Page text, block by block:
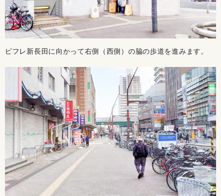
ピフレ新長田に向かって右側（西側）の脇の歩道を進みます。